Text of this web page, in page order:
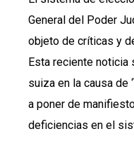
General del Poder
objeto de críticas y
Esta reciente noticia
suiza en la causa de
a poner de
deficiencias en el